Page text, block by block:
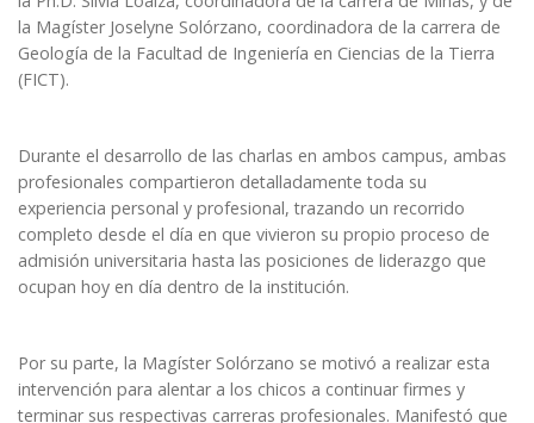
la Magíster Joselyne Solórzano, coordinadora de la carrera de
Geología de la Facultad de Ingeniería en Ciencias de la Tierra
(FICT).
Durante el desarrollo de las charlas en ambos campus, ambas
profesionales compartieron detalladamente toda su
experiencia personal y profesional, trazando un recorrido
completo desde el día en que vivieron su propio proceso de
admisión universitaria hasta las posiciones de liderazgo que
ocupan hoy en día dentro de la institución.
Por su parte, la Magíster Solórzano se motivó a realizar esta
intervención para alentar a los chicos a continuar firmes y
terminar sus respectivas carreras profesionales. Manifestó que